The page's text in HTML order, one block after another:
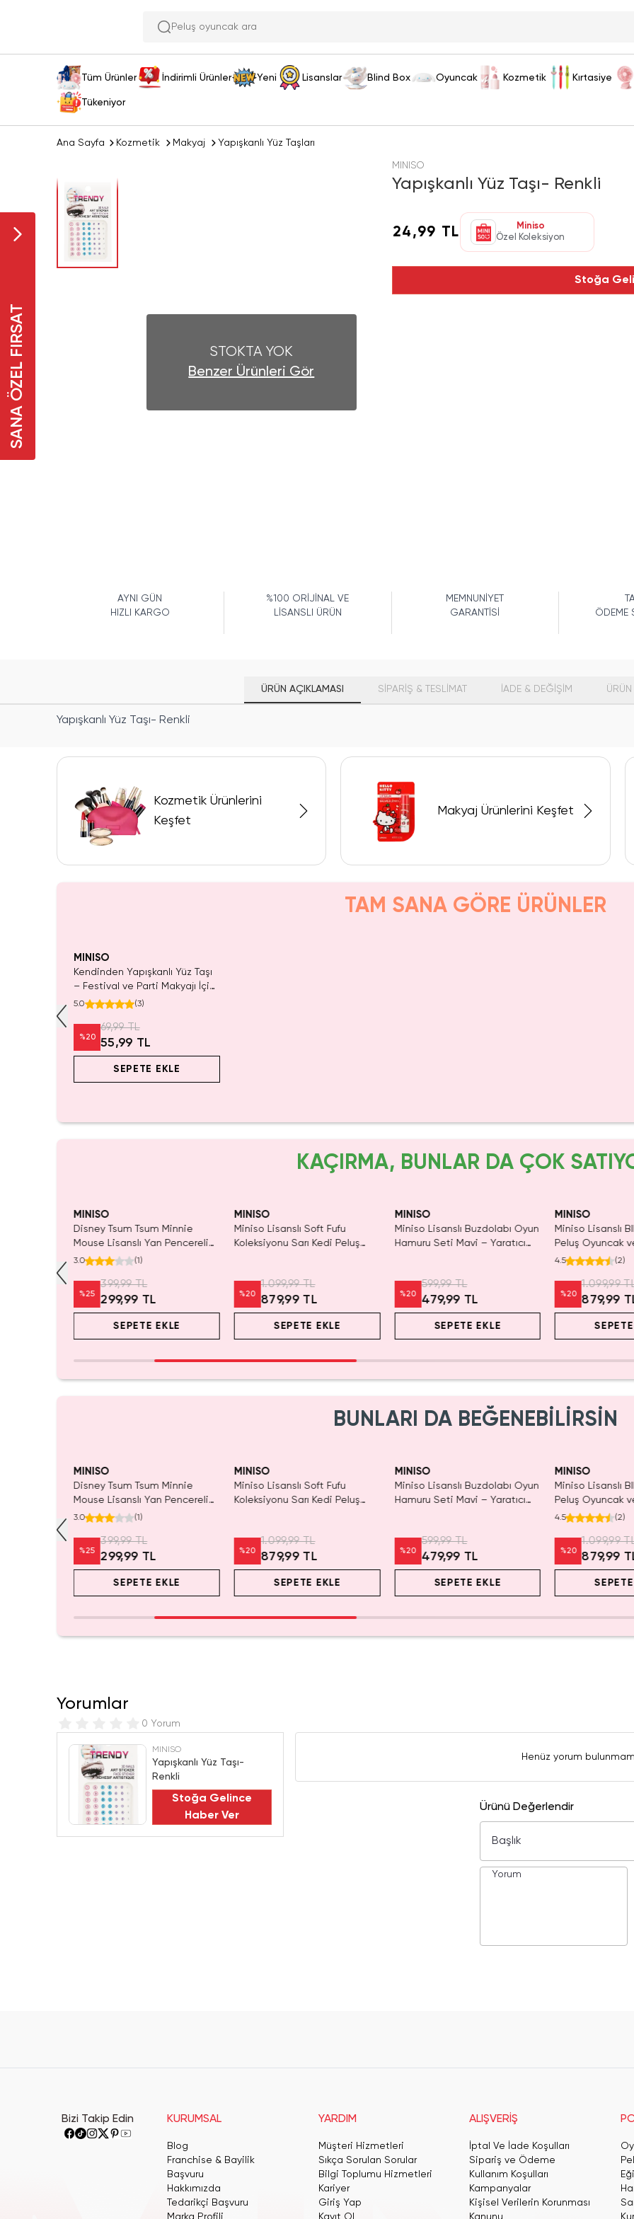
Peluş
Tüm Ürünler İndirimli Ürünler Yeni Lisanslar Blind Box Oyuncak Kozmetik Kırtasiye
Tükeniyor
SANA ÖZEL FIRSAT
Ana Sayfa Kozmetik Makyaj Yapışkanlı Yüz Taşları
STOKTA YOK
Benzer Ürünleri Gör
MINISO
Yapışkanlı Yüz Taşı- Renkli
24,99 TL
Miniso
Özel Koleksiyon
Stoğa
AYNI GÜN
HIZLI KARGO
%100 ORİJİNAL VE
LİSANSLI ÜRÜN
MEMNUNİYET
GARANTİSİ
ÖDEME
ÜRÜN AÇIKLAMASI SİPARİŞ & TESLİMAT İADE & DEĞİŞİM ÜRÜN
Yapışkanlı Yüz Taşı- Renkli
Kozmetik Ürünlerini
Keşfet
Makyaj Ürünlerini Keşfet
TAM SANA GÖRE ÜRÜNLER
MINISO
Kendinden Yapışkanlı Yüz Taşı
– Festival ve Parti Makyajı İçin
Işıltılı Vücut Dekoru Aksesuarı
5.0 (3)
%20
69,99 TL
55,99 TL
SEPETE EKLE
KAÇIRMA, BUNLAR DA ÇOK
MINISO
Disney Tsum Tsum Minnie
Mouse Lisanslı Yan Pencereli
Mini Saklama Kutusu –
3.0 (1)
%25
399,99 TL
299,99 TL
SEPETE EKLE
MINISO
Miniso Lisanslı Soft Fufu
Koleksiyonu Sarı Kedi Peluş
%20
1.099,99 TL
879,99 TL
SEPETE EKLE
MINISO
Miniso Lisanslı Buzdolabı Oyun
Hamuru Seti Mavi – Yaratıcı
%20
599,99 TL
479,99 TL
SEPETE EKLE
MINISO
Miniso Lisanslı
Peluş Oyuncak
Cm – Yumuşacık
4.5 (2)
%20
1.099,99
879,99
BUNLARI DA BEĞENEBİLİRSİN
MINISO
Disney Tsum Tsum Minnie
Mouse Lisanslı Yan Pencereli
Mini Saklama Kutusu –
3.0 (1)
%25
399,99 TL
299,99 TL
SEPETE EKLE
MINISO
Miniso Lisanslı Soft Fufu
Koleksiyonu Sarı Kedi Peluş
%20
1.099,99 TL
879,99 TL
SEPETE EKLE
MINISO
Miniso Lisanslı Buzdolabı Oyun
Hamuru Seti Mavi – Yaratıcı
%20
599,99 TL
479,99 TL
SEPETE EKLE
MINISO
Miniso Lisanslı
Peluş Oyuncak
Cm – Yumuşacık
4.5 (2)
%20
1.099,99
879,99
Yorumlar
0 Yorum
MINISO
Yapışkanlı Yüz Taşı-
Renkli
Stoğa Gelince
Haber Ver
Henüz yorum
Ürünü Değerlendir
Bizi Takip Edin KURUMSAL
Blog
Franchise & Bayilik
Başvuru
Hakkımızda
Tedarikçi Başvuru
Marka Profili
YARDIM
Müşteri Hizmetleri
Sıkça Sorulan Sorular
Bilgi Toplumu Hizmetleri
Kariyer
Giriş Yap
Kayıt Ol
ALIŞVERİŞ
İptal Ve İade Koşulları
Sipariş ve Ödeme
Kullanım Koşulları
Kampanyalar
Kişisel Verilerin Korunması
Kanunu